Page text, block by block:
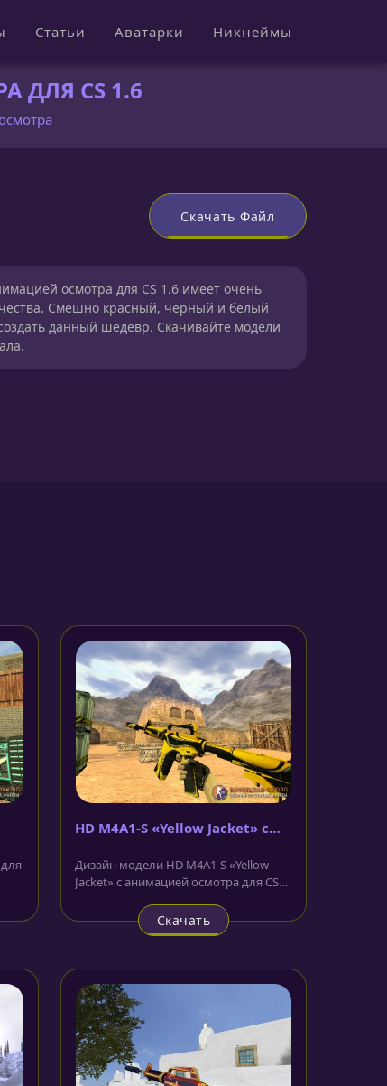
Статьи Аватарки Никнеймы
ДЛЯ CS 1.6
Скачать Файл
осмотра для CS 1.6 имеет очень
Смешно красный, черный и белый
данный шедевр. Скачивайте модели
HD M4A1-S «Yellow Jacket» с
анимацией осмотра
Дизайн модели HD M4A1-S «Yellow
Jacket» с анимацией осмотра для CS
Скачать